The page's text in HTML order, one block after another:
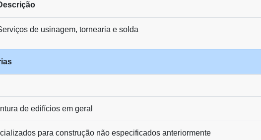
de usinagem, tornearia e solda
de edifícios em geral
para construção não especificados anteriormente